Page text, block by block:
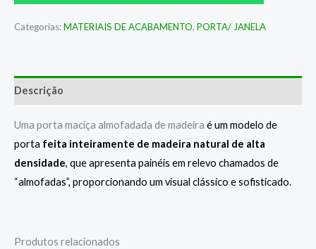
Categorias:MATERIAIS DE ACABAMENTO, PORTA/ JANELA
Descrição
Uma porta maciça almofadada de madeira é um modelo de
porta feita inteiramente de madeira natural de alta
densidade, que apresenta painéis em relevo chamados de
“almofadas”, proporcionando um visual clássico e sofisticado.
Produtos relacionados